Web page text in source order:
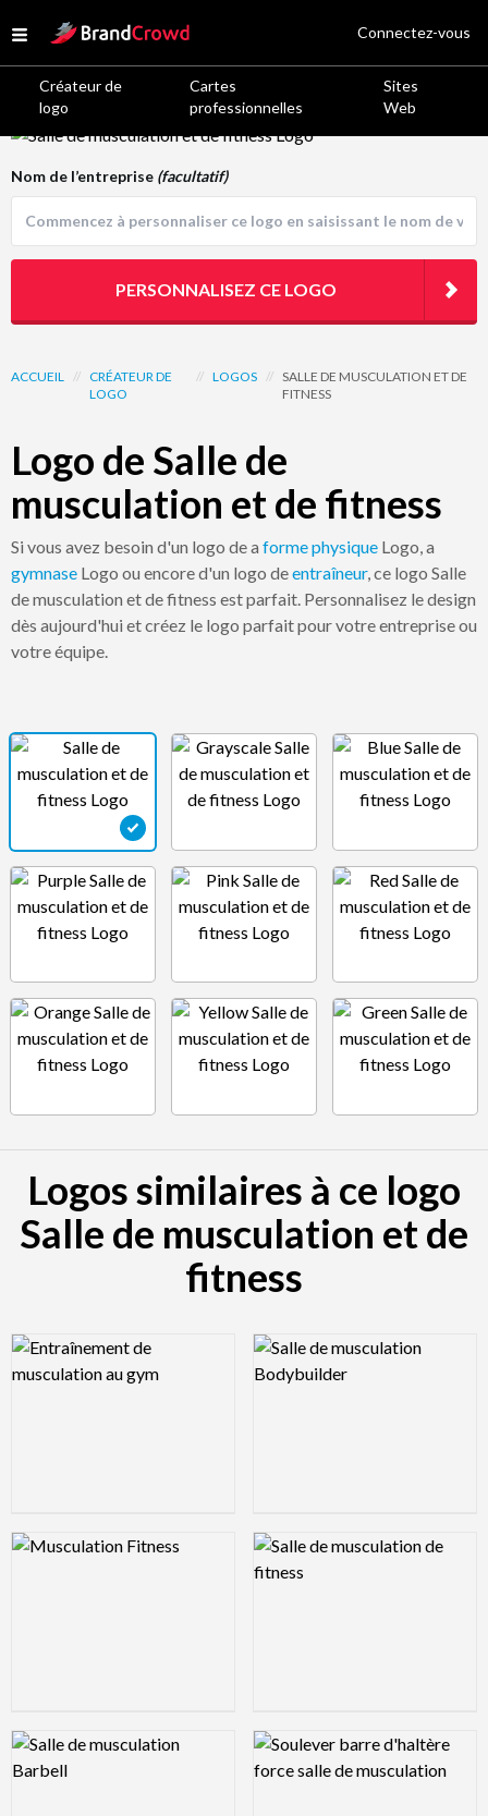
Open menu
Site Logo
Créateur de
logo
Cartes
professionnelles
Sites
Web
Connectez-vous
Logo Template Preview
ACCUEIL // CRÉATEUR DE
LOGO
// LOGOS // SALLE DE MUSCULATION ET DE
FITNESS
Logo de Salle de
musculation et de fitness
Si vous avez besoin d'un logo de a forme physique Logo, a
gymnase Logo ou encore d'un logo deentraîneur, ce logo Salle
de musculation et de fitness est parfait. Personnalisez le design
dès aujourd'hui et créez le logo parfait pour votre entreprise ou
votre équipe.
Nom de l’entreprise (facultatif)
PERSONNALISEZ CE LOGO
Logos similaires à ce logo
Salle de musculation et de
fitness
Logo Preview Image Logo Preview Image
Logo Preview Image Logo Preview Image
Logo Preview Image Logo Preview Image